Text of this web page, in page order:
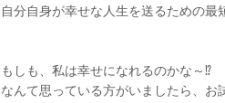
自分自身が幸せな人生を送るための
もしも、私は幸せになれるのかな～⁉︎
なんて思っている方がいましたら、お